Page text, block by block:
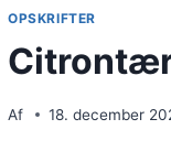
OPSKRIFTER
Af 18. december